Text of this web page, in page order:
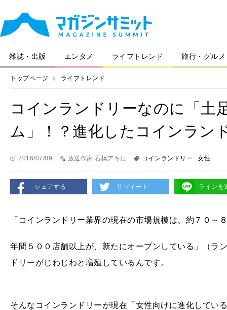
雑誌・出版 エンタメ ライフトレンド 旅行・グルメ
トップページ ライフトレンド
コインランドリーなのに「土
ム」！？進化したコインラン
2016/07/09 放送作家 石橋アキ江 コインランドリー 女性
シェアする リツィート ラインを
「コインランドリー業界の現在の市場規模は、約７０～
年間５００店舗以上が、新たにオープンしている」（ラ
ドリーがじわじわと増殖しているんです。
そんなコインランドリーが現在「女性向けに進化してい